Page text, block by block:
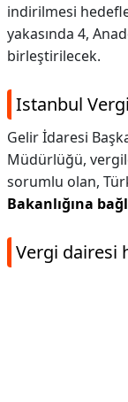
indirilmesi
yakasında 4,
birleştirilecek.
Istanbul
Gelir İdaresi
Müdürlüğü,
sorumlu olan,
Bakanlığına
Vergi dairesi